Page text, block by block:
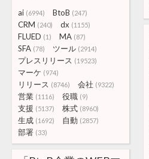
ai (6994) BtoB (247)
CRM (240) dx (1155)
FLUED (1) MA (87)
SFA (78) ツール (2914)
プレスリリース (19523)
マーケ (974)
リリース (8746) 会社 (9322)
営業 (1116) 役職 (9)
支援 (5137) 株式 (8960)
生成 (1692) 自動 (2857)
部署 (33)